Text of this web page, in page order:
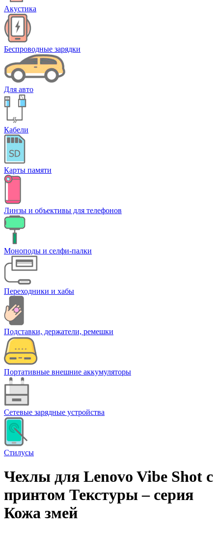
Акустика
Беспроводные зарядки
Для авто
Кабели
Карты памяти
Линзы и объективы для телефонов
Моноподы и селфи-палки
Переходники и хабы
Подставки, держатели, ремешки
Портативные внешние аккумуляторы
Сетевые зарядные устройства
Стилусы
Чехлы для Lenovo Vibe Shot с
принтом Текстуры – cерия
Кожа змей